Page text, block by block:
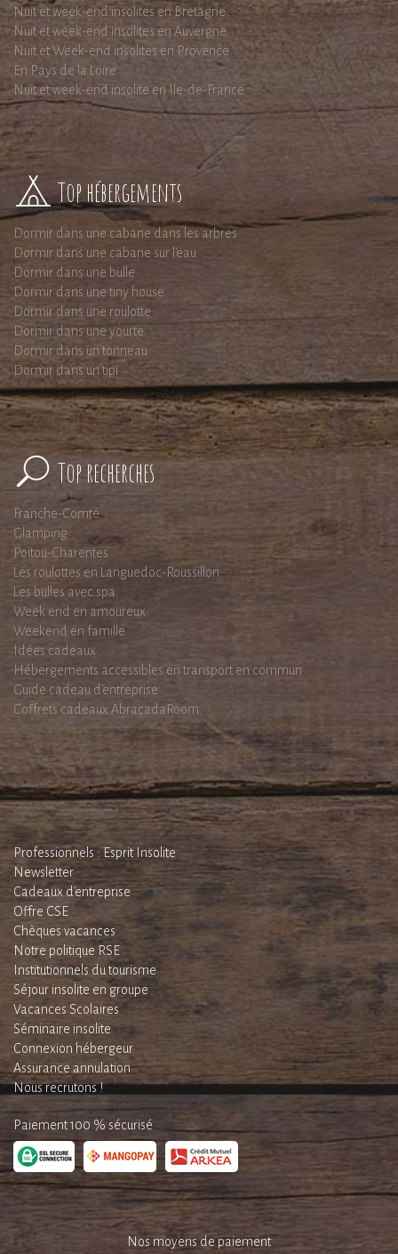
Nuit et week-end insolites en Bretagne
Nuit et week-end insolites en Auvergne
Nuit et Week-end insolites en Provence
En Pays de la Loire
Nuit et week-end insolite en Ile-de-France
Top hébergements
Dormir dans une cabane dans les arbres
Dormir dans une cabane sur l'eau
Dormir dans une bulle
Dormir dans une tiny house
Dormir dans une roulotte
Dormir dans une yourte
Dormir dans un tonneau
Dormir dans un tipi
Top recherches
Franche-Comté
Glamping
Poitou-Charentes
Les roulottes en Languedoc-Roussillon
Les bulles avec spa
Week end en amoureux
Weekend en famille
Idées cadeaux
Hébergements accessibles en transport en commun
Guide cadeau d'entreprise
Coffrets cadeaux AbracadaRoom
Professionnels : Esprit Insolite
Newsletter
Cadeaux d'entreprise
Offre CSE
Chèques vacances
Notre politique RSE
Institutionnels du tourisme
Séjour insolite en groupe
Vacances Scolaires
Séminaire insolite
Connexion hébergeur
Assurance annulation
Nous recrutons !
Paiement 100 % sécurisé
Nos moyens de paiement